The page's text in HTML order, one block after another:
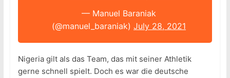
— Manuel Baraniak
(@manuel_baraniak) July 28, 2021
Nigeria gilt als das Team, das mit seiner Athletik
gerne schnell spielt. Doch es war die deutsche